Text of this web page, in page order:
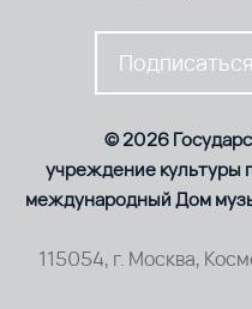
© 2026
учреждение культуры
международный Дом
115054, г. Москва,